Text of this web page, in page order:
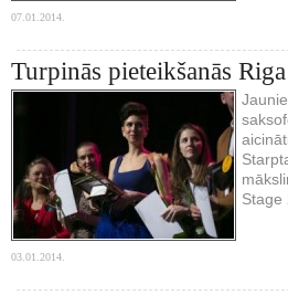
07.01.2014.
Turpinās pieteikšanās
Stage
03.01.2014.